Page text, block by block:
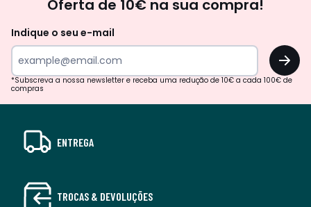
Oferta de 10€ na sua compra!
Indique o seu e-mail
OK
*Subscreva a nossa newsletter e receba uma redução de 10€ a cada 100€ de
compras
ENTREGA
TROCAS & DEVOLUÇÕES